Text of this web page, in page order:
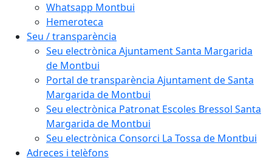
Whatsapp Montbui
Hemeroteca
Seu / transparència
Seu electrònica Ajuntament Santa Margarida
de Montbui
Portal de transparència Ajuntament de Santa
Margarida de Montbui
Seu electrònica Patronat Escoles Bressol Santa
Margarida de Montbui
Seu electrònica Consorci La Tossa de Montbui
Adreces i telèfons